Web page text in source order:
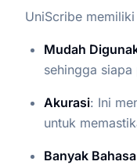
UniScribe
Mudah
sehingga
Akurasi: Ini
untuk
Banyak Bahasa